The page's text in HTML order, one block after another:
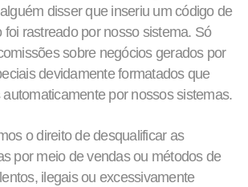
disser que inseriu um código de
foi rastreado por nosso sistema. Só
sobre negócios gerados por
devidamente formatados que
por nossos sistemas.
o direito de desqualificar as
por meio de vendas ou métodos de
ilegais ou excessivamente